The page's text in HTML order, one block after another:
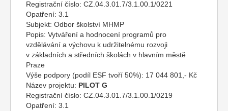
Registrační číslo: CZ.04.3.01.7/3.1.00.1/0221
Opatření: 3.1
Subjekt: Odbor školství MHMP
Popis: Vytváření a hodnocení programů pro
vzdělávání a výchovu k udržitelnému rozvoji
v základních a středních školách v hlavním městě
Praze
Výše podpory (podíl ESF tvoří 50%): 17 044 801,- Kč
Název projektu: PILOT G
Registrační číslo: CZ.04.3.01.7/3.1.00.1/0219
Opatření: 3.1